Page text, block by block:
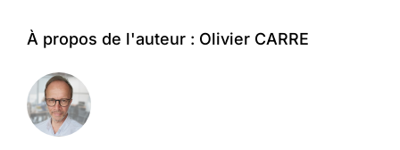
À propos de l'auteur : Olivier CARRE